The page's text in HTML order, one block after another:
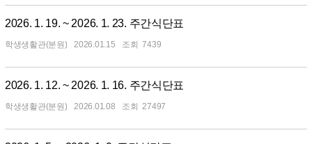
2026. 1. 19. ~ 2026. 1. 23. 주간식단표
학생생활관(분원) 2026.01.15 7439
2026. 1. 12. ~ 2026. 1. 16. 주간식단표
학생생활관(분원) 2026.01.08 27497